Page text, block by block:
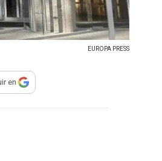
EUROPA PRESS
compartir
en